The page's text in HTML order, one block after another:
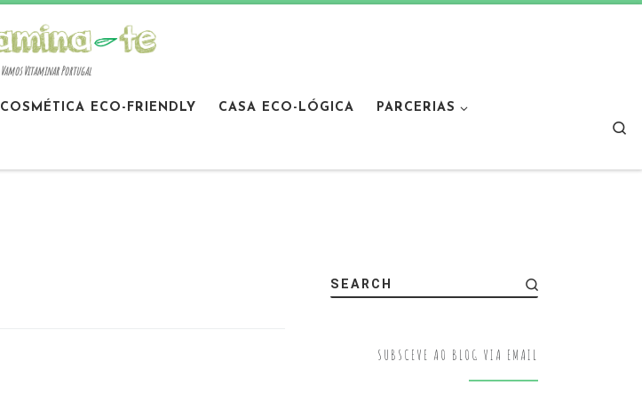
Vamos Vitaminar Portugal
COSMÉTICA ECO-FRIENDLY CASA ECO-LÓGICA PARCERIAS
SEARCH
SUBSCEVE AO BLOG VIA EMAIL